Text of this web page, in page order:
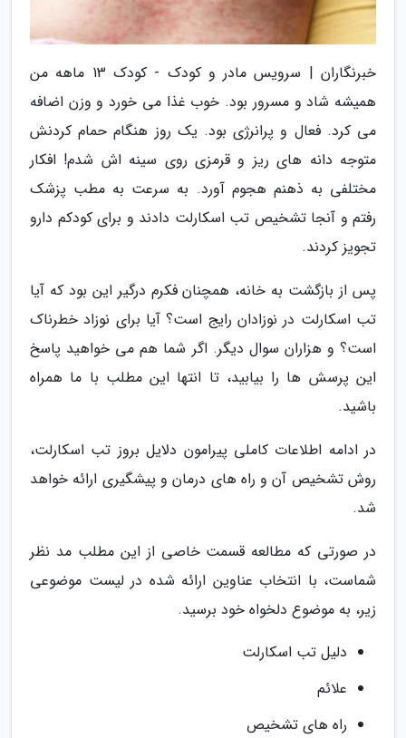
خبرنگاران | سرویس مادر و کودک - کودک 13 ماهه من
همیشه شاد و مسرور بود. خوب غذا می خورد و وزن اضافه
می کرد. فعال و پرانرژی بود. یک روز هنگام حمام کردنش
متوجه دانه های ریز و قرمزی روی سینه اش شدم! افکار
مختلفی به ذهنم هجوم آورد. به سرعت به مطب پزشک
رفتم و آنجا تشخیص تب اسکارلت دادند و برای کودکم دارو
تجویز کردند.
پس از بازگشت به خانه، همچنان فکرم درگیر این بود که آیا
تب اسکارلت در نوزادان رایج است؟ آیا برای نوزاد خطرناک
است؟ و هزاران سوال دیگر. اگر شما هم می خواهید پاسخ
این پرسش ها را بیابید، تا انتها این مطلب با ما همراه
باشید.
در ادامه اطلاعات کاملی پیرامون دلایل بروز تب اسکارلت،
روش تشخیص آن و راه های درمان و پیشگیری ارائه خواهد
شد.
در صورتی که مطالعه قسمت خاصی از این مطلب مد نظر
شماست، با انتخاب عناوین ارائه شده در لیست موضوعی
زیر، به موضوع دلخواه خود برسید.
دلیل تب اسکارلت
علائم
راه های تشخیص